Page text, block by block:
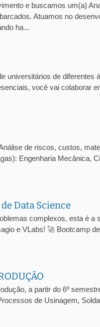
e buscamos um(a)
Atuamos no
ha...
universitários de diferentes
você vai colaborar
de riscos, custos,
Engenharia Mecânica,
Data Science
complexos, esta é a
e VLabs! 🚀 Bootcamp
a partir do 6º
de Usinagem,